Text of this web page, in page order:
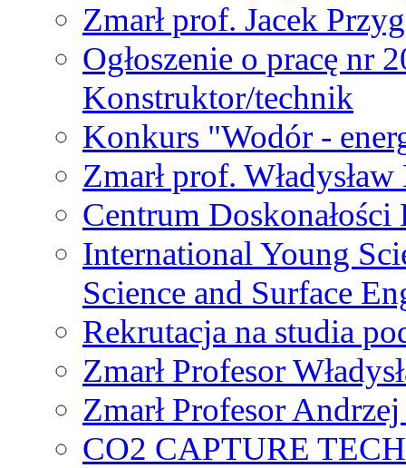
Zmarł prof. Jacek
Ogłoszenie o pracę nr
Konstruktor/technik
Konkurs "Wodór -
Zmarł prof.
Centrum
International Young
Science and Surface
Rekrutacja na studia
Zmarł Profesor
Zmarł Profesor
CO2 CAPTURE